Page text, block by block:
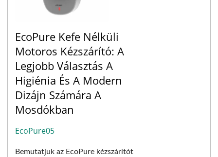
EcoPure Kefe Nélküli
Motoros Kézszárító: A
Legjobb Választás A
Higiénia És A Modern
Dizájn Számára A
Mosdókban
EcoPure05
Bemutatjuk az EcoPure kézszárítót